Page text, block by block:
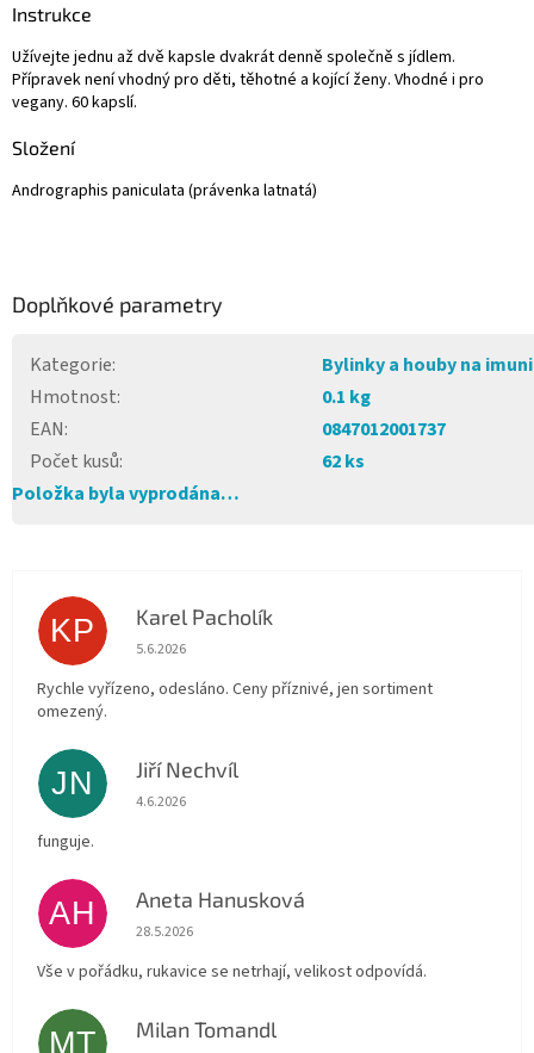
Instrukce
Užívejte jednu až dvě kapsle dvakrát denně společně s jídlem.
Přípravek není vhodný pro děti, těhotné a kojící ženy. Vhodné i pro
vegany. 60 kapslí.
Složení
Andrographis paniculata (právenka latnatá)
Doplňkové parametry
Kategorie:
Bylinky a houby na
Hmotnost:
0.1 kg
EAN:
0847012001737
Počet kusů:
62 ks
Položka byla vyprodána…
KP Karel Pacholík
Hodnocení obchodu je 4 z 5 hvězdiček.
5.6.2026
Rychle vyřízeno, odesláno. Ceny příznivé, jen sortiment
omezený.
JN Jiří Nechvíl
Hodnocení obchodu je 5 z 5 hvězdiček.
4.6.2026
funguje.
AH Aneta Hanusková
Hodnocení obchodu je 5 z 5 hvězdiček.
28.5.2026
Vše v pořádku, rukavice se netrhají, velikost odpovídá.
MT Milan Tomandl